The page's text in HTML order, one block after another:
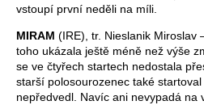
vstoupí první neděli na míli.
MIRAM (IRE), tr. Nieslanik Miroslav
toho ukázala ještě méně než výše
se ve čtyřech startech nedostala
starší polosourozenec také
nepředvedl. Navíc ani nevypadá na